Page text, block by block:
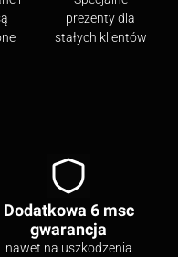
prezenty dla
stałych klientów
Dodatkowa 6 msc
gwarancja
nawet na uszkodzenia